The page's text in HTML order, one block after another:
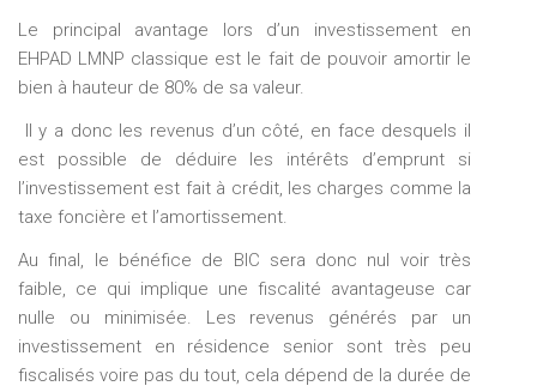
Le principal avantage lors d’un investissement en
EHPAD LMNP classique est le fait de pouvoir amortir le
bien à hauteur de 80% de sa valeur.
Il y a donc les revenus d’un côté, en face desquels il
est possible de déduire les intérêts d’emprunt si
l’investissement est fait à crédit, les charges comme la
taxe foncière et l’amortissement.
Au final, le bénéfice de BIC sera donc nul voir très
faible, ce qui implique une fiscalité avantageuse car
nulle ou minimisée. Les revenus générés par un
investissement en résidence senior sont très peu
fiscalisés voire pas du tout, cela dépend de la durée de